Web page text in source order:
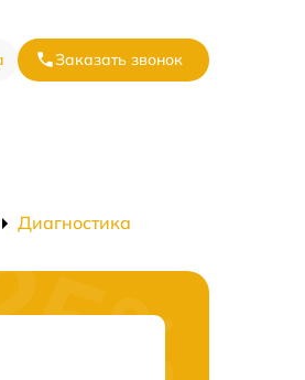
Заказать звонок
Диагностика